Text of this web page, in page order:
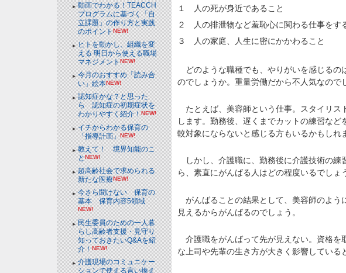
動画でわかる！TEACCH
プログラムに基づく「自
立課題」の作り方と実践
のポイントNEW!
ヒトを動かし、組織を変
える 明日から使える職場
マネジメントNEW!
今月のおすすめ「読み合
い」絵本NEW!
認知症かな？と思った
ら 認知症の初期症状を
わかりやすく紹介！NEW!
イチからわかる保育の
「指導計画」NEW!
教えて！ 境界知能のこ
とNEW!
超高齢社会で求められる
新たな医療NEW!
今さら聞けない 保育の
基本 保育内容5領域
NEW!
民生委員のための一人暮
らし高齢者支援・見守り
知っておきたいQ&Aを紹
介！NEW!
介護現場のコミュニケー
ションで使える言い換え
１ 人の死が身近であること
２ 人の排泄物など羞恥心に関わる仕事をす
３ 人の家庭、人生に密にかかわること
どのような職種でも、やりがいを感じるの
のでしょうか。重量労働だから不人気なので
たとえば、美容師という仕事。スタイリス
します。勤務後、遅くまでカットの練習な
較対象にならないと感じる方もいるかもしれ
しかし、介護職に、勤務後に介護技術の練
ら、素直にがんばる人はどの程度いるでしょ
がんばることの結果として、美容師のよう
見えるからがんばるのでしょう。
介護職をがんばって先が見えない。資格を
な上司や先輩の生き方が大きく影響している